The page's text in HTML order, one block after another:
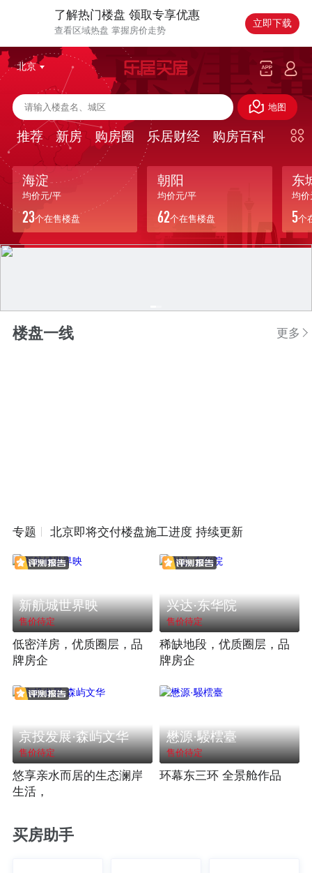
了解热门楼盘 领取专享优惠
查看区域热盘 掌握房价走势
立即下载
北京
地图
推荐 新房 购房圈 乐居财经 购房百科
海淀
均价元/平
23个在售楼盘
朝阳
均价元/平
62个在售楼盘
东
均价
5个
楼盘一线 更多
专题 北京即将交付楼盘施工进度 持续更新
新航城世界映
售价待定
低密洋房，优质圈层，品
牌房企
兴达·东华院
售价待定
稀缺地段，优质圈层，品
牌房企
京投发展·森屿文华
售价待定
悠享亲水而居的生态澜岸
生活，
懋源·騴橒臺
售价待定
环幕东三环 全景舱作品
买房助手